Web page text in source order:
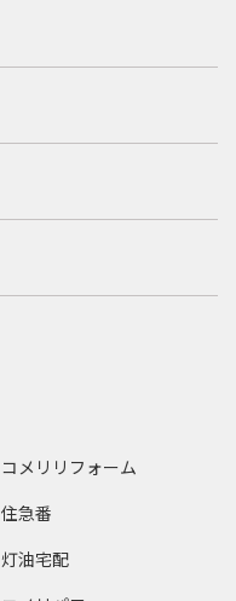
コメリリフォーム
住急番
灯油宅配